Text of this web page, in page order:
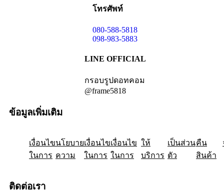
โทรศัพท์
080-588-5818
098-983-5883
LINE OFFICIAL
กรอบรูปดอทคอม
@frame5818
ข้อมูลเพิ่มเติม
เงื่อนไข
ในการ
ให้
บริการ
นโยบาย
ความ
เป็นส่วน
ตัว
เงื่อนไข
ในการ
คืน
สินค้า
เงื่อนไข
ในการ
ติดต่อเรา